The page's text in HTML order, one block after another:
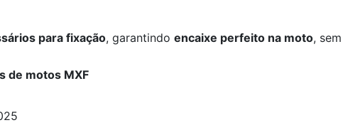
para fixação, garantindo encaixe perfeito na moto,
de motos MXF